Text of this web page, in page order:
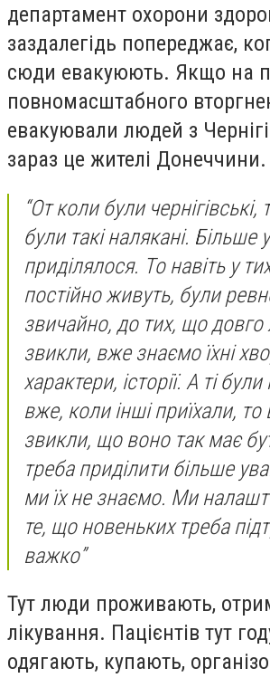
департамент охорони
заздалегідь попереджає,
сюди евакуюють. Якщо на
повномасштабного
евакуювали людей з
зараз це жителі Донеччини.
“От коли були чернігівські,
були такі налякані. Більше
приділялося. То навіть у
постійно живуть, були
звичайно, до тих, що
звикли, вже знаємо їхні
характери, історії. А ті
вже, коли інші приїхали,
звикли, що воно так має
треба приділити більше
ми їх не знаємо. Ми
те, що новеньких треба
важко”
Тут люди проживають,
лікування. Пацієнтів тут
одягають, купають,